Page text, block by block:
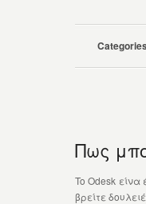
Πως
To Odesk
βρείτε